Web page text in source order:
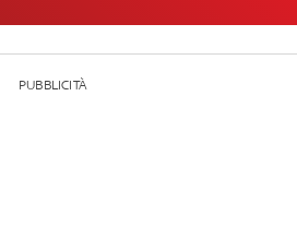
PUBBLICITÀ